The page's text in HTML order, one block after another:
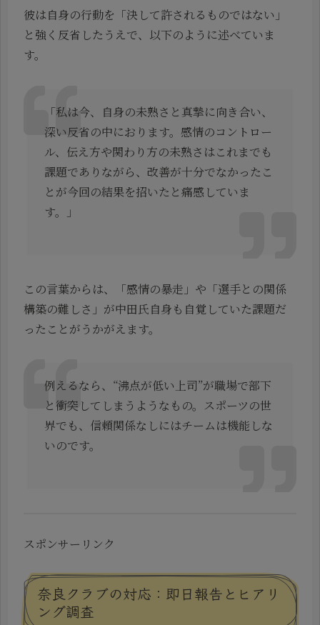
彼は自身の行動を「決して許されるものではない」
と強く反省したうえで、以下のように述べていま
す。
「私は今、自身の未熟さと真摯に向き合い、
深い反省の中におります。感情のコントロー
ル、伝え方や関わり方の未熟さはこれまでも
課題でありながら、改善が十分でなかったこ
とが今回の結果を招いたと痛感していま
す。」
この言葉からは、「感情の暴走」や「選手との関係
構築の難しさ」が中田氏自身も自覚していた課題だ
ったことがうかがえます。
例えるなら、“沸点が低い上司”が職場で部下
と衝突してしまうようなもの。スポーツの世
界でも、信頼関係なしにはチームは機能しな
いのです。
スポンサーリンク
奈良クラブの対応：即日報告とヒアリ
ング調査